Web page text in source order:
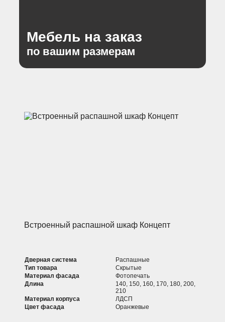
Мебель на заказ
по вашим размерам
Встроенный распашной шкаф Концепт
Дверная система
Распашные
Тип товара
Скрытые
Материал фасада
Фотопечать
Длина
140, 150, 160, 170, 180, 200,
210
Материал корпуса
ЛДСП
Цвет фасада
Оранжевые